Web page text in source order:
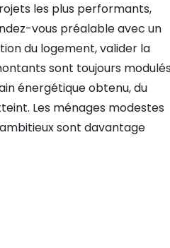
les plus performants,
vous préalable avec un
du logement, valider la
sont toujours modulés
énergétique obtenu, du
Les ménages modestes
sont davantage